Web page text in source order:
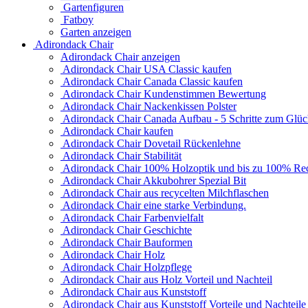
Gartenfiguren
Fatboy
Garten anzeigen
Adirondack Chair
Adirondack Chair anzeigen
Adirondack Chair USA Classic kaufen
Adirondack Chair Canada Classic kaufen
Adirondack Chair Kundenstimmen Bewertung
Adirondack Chair Nackenkissen Polster
Adirondack Chair Canada Aufbau - 5 Schritte zum
Adirondack Chair kaufen
Adirondack Chair Dovetail Rückenlehne
Adirondack Chair Stabilität
Adirondack Chair 100% Holzoptik und bis zu 100%
Adirondack Chair Akkubohrer Spezial Bit
Adirondack Chair aus recycelten Milchflaschen
Adirondack Chair eine starke Verbindung.
Adirondack Chair Farbenvielfalt
Adirondack Chair Geschichte
Adirondack Chair Bauformen
Adirondack Chair Holz
Adirondack Chair Holzpflege
Adirondack Chair aus Holz Vorteil und Nachteil
Adirondack Chair aus Kunststoff
Adirondack Chair aus Kunststoff Vorteile und Nachteile